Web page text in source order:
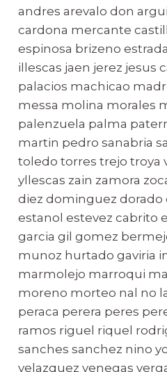
andres arevalo don
cardona mercante
espinosa brizeno
illescas jaen jerez jesus
palacios machicao
messa molina morales
palenzuela palma
martin pedro sanabria
toledo torres trejo troya
yllescas zain zamora
diez dominguez
estanol estevez cabrito
garcia gil gomez
munoz hurtado gaviria
marmolejo marroqui
moreno morteo nal no
peraca perera peres
ramos riguel riquel
sanches sanchez nino
velazquez venegas